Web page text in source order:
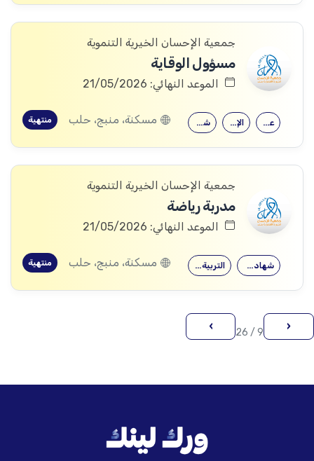
جمعية الإحسان الخيرية التنموية
مسؤول الوقاية
الموعد النهائي: 21/05/2026
شهادة جامعية الإرشاد النفسي علم اجتماع مسكنة، منبج، حلب منتهية
جمعية الإحسان الخيرية التنموية
مدربة رياضة
الموعد النهائي: 21/05/2026
التربية الرياضية شهادة جامعية مسكنة، منبج، حلب منتهية
‹
9 / 26
›